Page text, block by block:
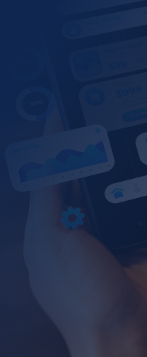
Maintenance
Enterprise Search
Standard
Document